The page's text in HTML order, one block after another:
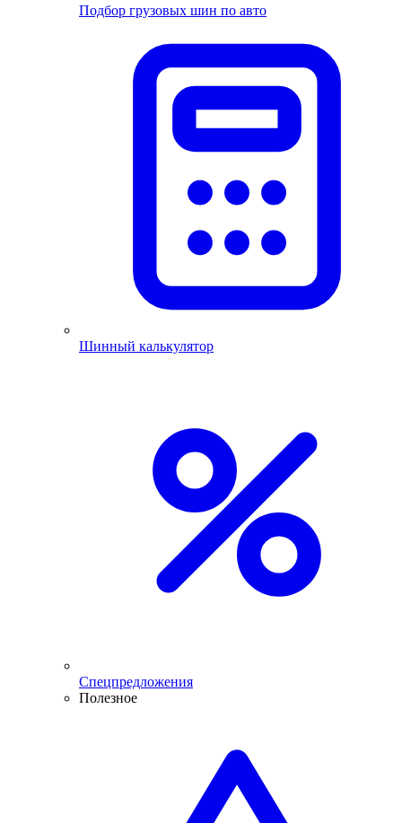
Подбор грузовых шин по авто
Шинный калькулятор
Спецпредложения
Полезное